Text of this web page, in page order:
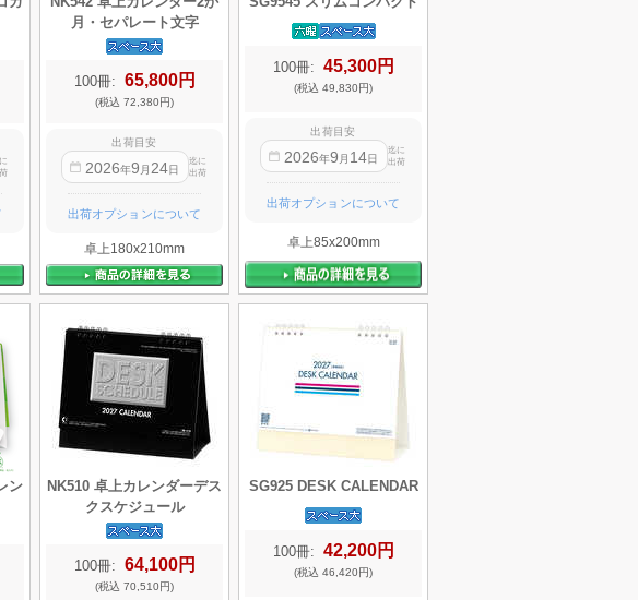
月・セパレート文字
100冊: 65,800円
(税込 72,380円)
出荷目安
2026年9 月 24日
迄に
出荷
出荷オプションについて
卓上180x210mm
100冊: 45,300円
(税込 49,830円)
出荷目安
2026年9 月 14日
迄に
出荷
出荷オプションについて
卓上85x200mm
ン
NK510 卓上カレンダーデス
クスケジュール
100冊: 64,100円
(税込 70,510円)
SG925 DESK CALENDAR
100冊: 42,200円
(税込 46,420円)